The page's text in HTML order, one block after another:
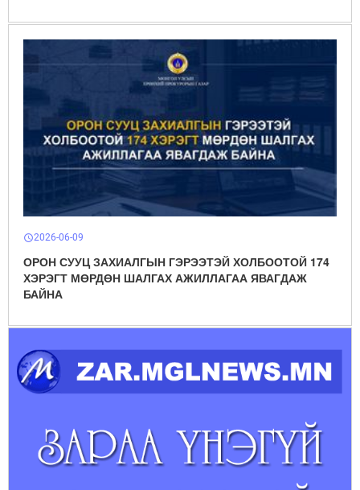
schedule2026-06-09
ОРОН СУУЦ ЗАХИАЛГЫН ГЭРЭЭТЭЙ ХОЛБООТОЙ 174
ХЭРЭГТ МӨРДӨН ШАЛГАХ АЖИЛЛАГАА ЯВАГДАЖ
БАЙНА